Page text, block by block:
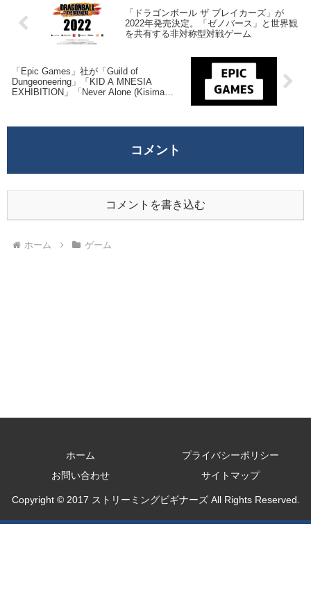
「ドラゴンボール ザ ブレイカーズ」が
2022年発売決定。「ゼノバース」と世界観
を共有する非対称型対戦ゲーム
「Epic Games」社が「Guild of
Dungeoneering」「KID A MNESIA
EXHIBITION」「Never Alone (Kisima
コメント
コメントを書き込む
ホーム ゲーム
ホーム
プライバシーポリシー
お問い合わせ
サイトマップ
Copyright © 2017 ストリーミングビギナーズ All Rights Reserved.